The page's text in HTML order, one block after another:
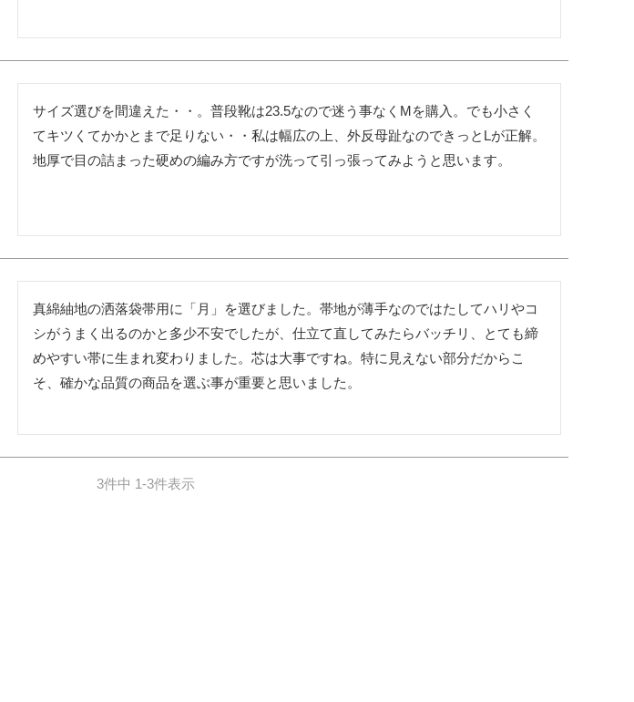
サイズ選びを間違えた・・。普段靴は23.5なので迷う事なくMを購入。でも小さく
てキツくてかかとまで足りない・・私は幅広の上、外反母趾なのできっとLが正解。
真綿紬地の洒落袋帯用に「月」を選びました。帯地が薄手なのではたしてハリやコ
シがうまく出るのかと多少不安でしたが、仕立て直してみたらバッチリ、とても締
めやすい帯に生まれ変わりました。芯は大事ですね。特に見えない部分だからこ
そ、確かな品質の商品を選ぶ事が重要と思いました。
3件中 1-3件表示